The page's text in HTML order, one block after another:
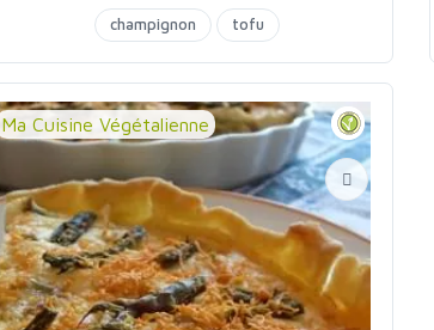
champignon
tofu
Ma Cuisine Végétalienne